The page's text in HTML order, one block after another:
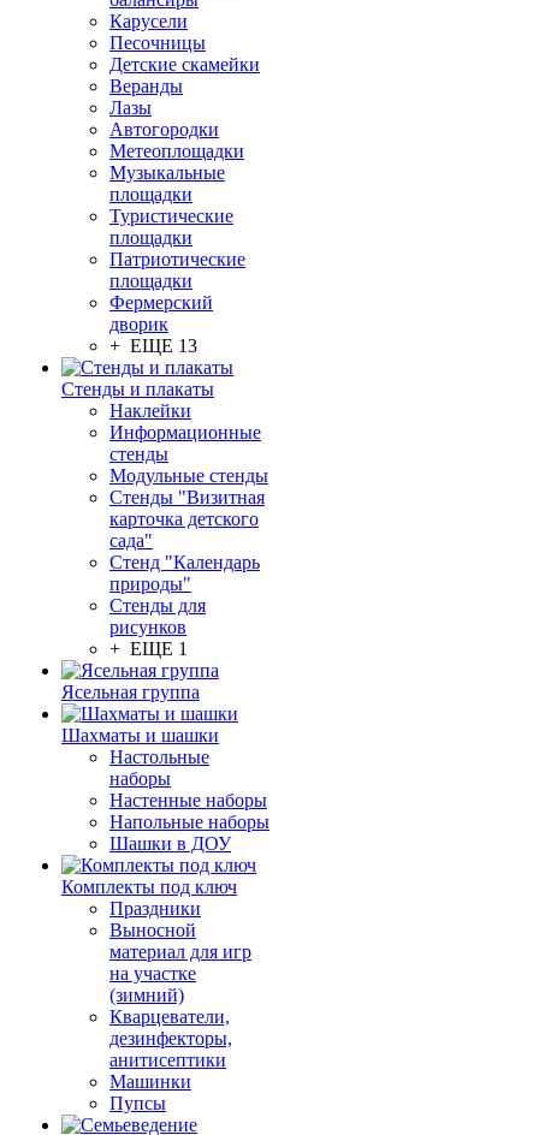
Карусели
Песочницы
Детские скамейки
Веранды
Лазы
Автогородки
Метеоплощадки
Музыкальные
площадки
Туристические
площадки
Патриотические
площадки
Фермерский
дворик
+ ЕЩЕ 13
Стенды и плакаты
Наклейки
Информационные
стенды
Модульные стенды
Стенды "Визитная
карточка детского
сада"
Стенд "Календарь
природы"
Стенды для
рисунков
+ ЕЩЕ 1
Ясельная группа
Шахматы и шашки
Настольные
наборы
Настенные наборы
Напольные наборы
Шашки в ДОУ
Комплекты под ключ
Праздники
Выносной
материал для игр
на участке
(зимний)
Кварцеватели,
дезинфекторы,
анитисептики
Машинки
Пупсы